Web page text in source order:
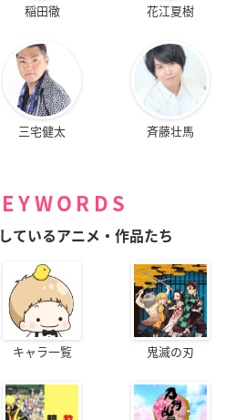
稲田徹 花江夏樹
三宅健太 斉藤壮馬
ているアニメ・作品たち
キャラ一覧 鬼滅の刃